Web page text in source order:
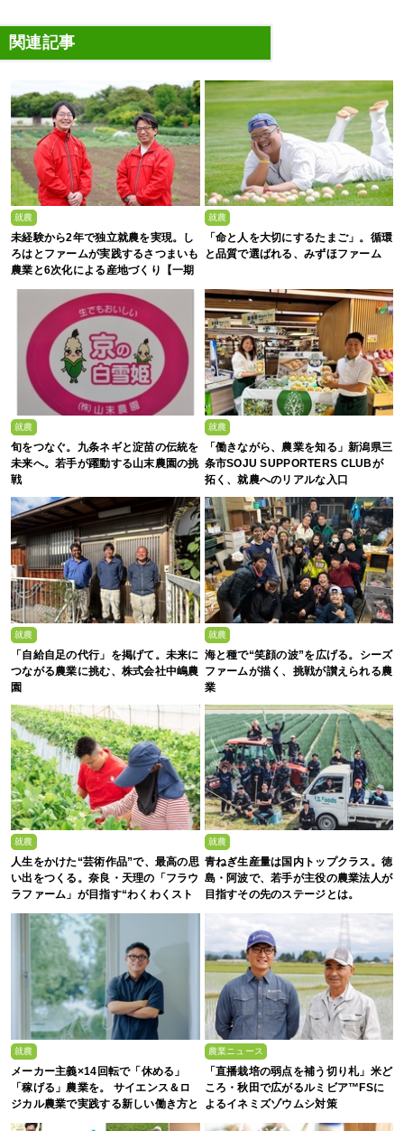
関連記事
就農
未経験から2年で独立就農を実現。し
ろはとファームが実践するさつまいも
農業と6次化による産地づくり【一期
生募集】
就農
「命と人を大切にするたまご」。循環
と品質で選ばれる、みずほファーム
就農
旬をつなぐ。九条ネギと淀苗の伝統を
未来へ。若手が躍動する山末農園の挑
戦
就農
「働きながら、農業を知る」新潟県三
条市SOJU SUPPORTERS CLUBが
拓く、就農へのリアルな入口
就農
「自給自足の代行」を掲げて。未来に
つながる農業に挑む、株式会社中嶋農
園
就農
海と種で“笑顔の波”を広げる。シーズ
ファームが描く、挑戦が讃えられる農
業
就農
人生をかけた“芸術作品”で、最高の思
い出をつくる。奈良・天理の「フラウ
ラファーム」が目指す“わくわくスト
ロベリーエンターテインメント”
就農
青ねぎ生産量は国内トップクラス。徳
島・阿波で、若手が主役の農業法人が
目指すその先のステージとは。
就農
メーカー主義×14回転で「休める」
「稼げる」農業を。 サイエンス＆ロ
ジカル農業で実践する新しい働き方と
は？
農業ニュース
「直播栽培の弱点を補う切り札」米ど
ころ・秋田で広がるルミビア™FSに
よるイネミズゾウムシ対策